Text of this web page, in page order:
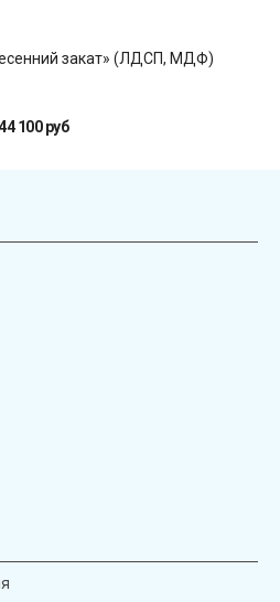
закат» (ЛДСП, МДФ)
100 руб